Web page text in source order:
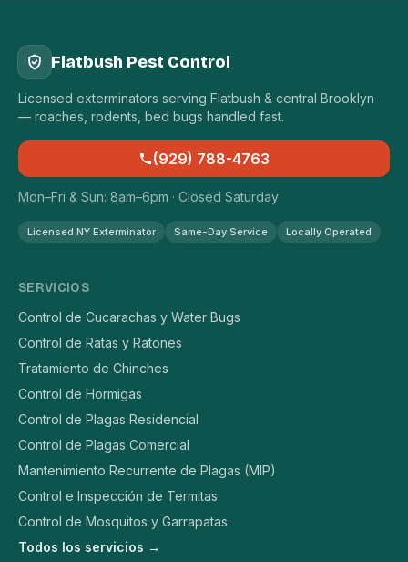
Flatbush Pest Control
Licensed exterminators serving Flatbush & central Brooklyn
— roaches, rodents, bed bugs handled fast.
(929) 788-4763
Mon–Fri & Sun: 8am–6pm · Closed Saturday
Licensed NY Exterminator Same-Day Service Locally Operated
SERVICIOS
Control de Cucarachas y Water Bugs
Control de Ratas y Ratones
Tratamiento de Chinches
Control de Hormigas
Control de Plagas Residencial
Control de Plagas Comercial
Mantenimiento Recurrente de Plagas (MIP)
Control e Inspección de Termitas
Control de Mosquitos y Garrapatas
Todos los servicios →